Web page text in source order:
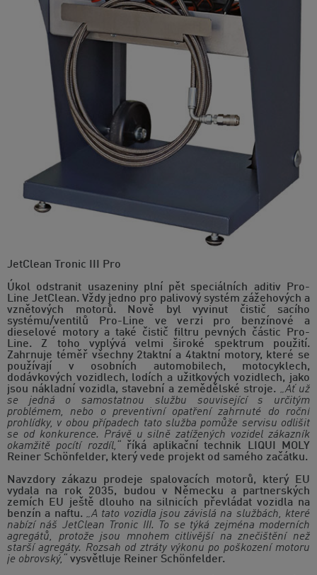
JetClean Tronic III Pro
Úkol odstranit usazeniny plní pět speciálních aditiv Pro-
Line JetClean. Vždy jedno pro palivový systém zážehových a
vznětových motorů. Nově byl vyvinut čistič sacího
systému/ventilů Pro-Line ve verzi pro benzínové a
dieselové motory a také čistič filtru pevných částic Pro-
Line. Z toho vyplývá velmi široké spektrum použití.
Zahrnuje téměř všechny 2taktní a 4taktní motory, které se
používají v osobních automobilech, motocyklech,
dodávkových vozidlech, lodích a užitkových vozidlech, jako
jsou nákladní vozidla, stavební a zemědělské stroje. „Ať už
se jedná o samostatnou službu související s určitým
problémem, nebo o preventivní opatření zahrnuté do roční
prohlídky, v obou případech tato služba pomůže servisu odlišit
se od konkurence. Právě u silně zatížených vozidel zákazník
okamžitě pocítí rozdíl,“
říká aplikační technik LIQUI MOLY
Reiner Schönfelder, který vede projekt od samého začátku.
Navzdory zákazu prodeje spalovacích motorů, který EU
vydala na rok 2035, budou v Německu a partnerských
zemích EU ještě dlouho na silnicích převládat vozidla na
benzín a naftu. „A tato vozidla jsou závislá na službách, které
nabízí náš JetClean Tronic III. To se týká zejména moderních
agregátů, protože jsou mnohem citlivější na znečištění než
starší agregáty. Rozsah od ztráty výkonu po poškození motoru
je obrovský,“
vysvětluje Reiner Schönfelder.